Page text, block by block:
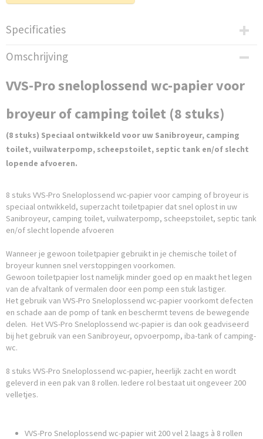
Specificaties
Bruto gewicht
0,55 Kg
Omschrijving
VVS-Pro sneloplossend wc-papier voor
broyeur of camping toilet (8 stuks)
(8 stuks) Speciaal ontwikkeld voor uw Sanibroyeur, camping
toilet, vuilwaterpomp, scheepstoilet, septic tank en/of slecht
lopende afvoeren.
8 stuks VVS-Pro Sneloplossend wc-papier voor camping of broyeur is
speciaal ontwikkeld, superzacht toiletpapier dat snel oplost in uw
Sanibroyeur, camping toilet, vuilwaterpomp, scheepstoilet, septic tank
en/of slecht lopende afvoeren
Wanneer je gewoon toiletpapier gebruikt in je chemische toilet of
broyeur kunnen snel verstoppingen voorkomen.
Gewoon toiletpapier lost namelijk minder goed op en maakt het legen
van de afvaltank of vermalen door een pomp een stuk lastiger.
Het gebruik van VVS-Pro Sneloplossend wc-papier voorkomt defecten
en schade aan de pomp of tank en beschermt tevens de bewegende
delen. Het VVS-Pro Sneloplossend wc-papier is dan ook geadviseerd
bij het gebruik van een Sanibroyeur, opvoerpomp, iba-tank of camping-
wc.
8 stuks VVS-Pro Sneloplossend wc-papier, heerlijk zacht en wordt
geleverd in een pak van 8 rollen. Iedere rol bestaat uit ongeveer 200
velletjes.
VVS-Pro Sneloplossend wc-papier wit 200 vel 2 laags à 8 rollen